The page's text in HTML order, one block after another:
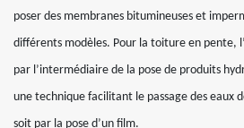
poser des membranes bitumineuses et
différents modèles. Pour la toiture en pente,
par l’intermédiaire de la pose de produits
une technique facilitant le passage des eaux
soit par la pose d’un film.